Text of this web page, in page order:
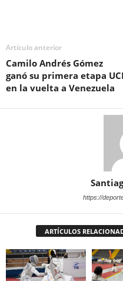
Artículo anterior
Camilo Andrés Gómez
ganó su primera etapa UCI
en la vuelta a Venezuela
https://
ARTÍCULOS